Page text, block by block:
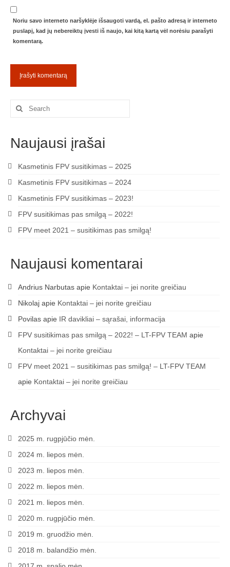
Žiemos angaras (2016-2017)
Lietuvių
English
Noriu savo interneto naršyklėje išsaugoti vardą, el. pašto adresą ir interneto
puslapį, kad jų nebereiktų įvesti iš naujo, kai kitą kartą vėl norėsiu parašyti
komentarą.
Search
for:
Naujausi įrašai
Kasmetinis FPV susitikimas – 2025
Kasmetinis FPV susitikimas – 2024
Kasmetinis FPV susitikimas – 2023!
FPV susitikimas pas smilgą – 2022!
FPV meet 2021 – susitikimas pas smilgą!
Naujausi komentarai
Andrius Narbutas apie Kontaktai – jei norite greičiau
Nikolaj apie Kontaktai – jei norite greičiau
Povilas apie IR davikliai – sąrašai, informacija
FPV susitikimas pas smilgą – 2022! – LT-FPV TEAM apie
Kontaktai – jei norite greičiau
FPV meet 2021 – susitikimas pas smilgą! – LT-FPV TEAM
apie Kontaktai – jei norite greičiau
Archyvai
2025 m. rugpjūčio mėn.
2024 m. liepos mėn.
2023 m. liepos mėn.
2022 m. liepos mėn.
2021 m. liepos mėn.
2020 m. rugpjūčio mėn.
2019 m. gruodžio mėn.
2018 m. balandžio mėn.